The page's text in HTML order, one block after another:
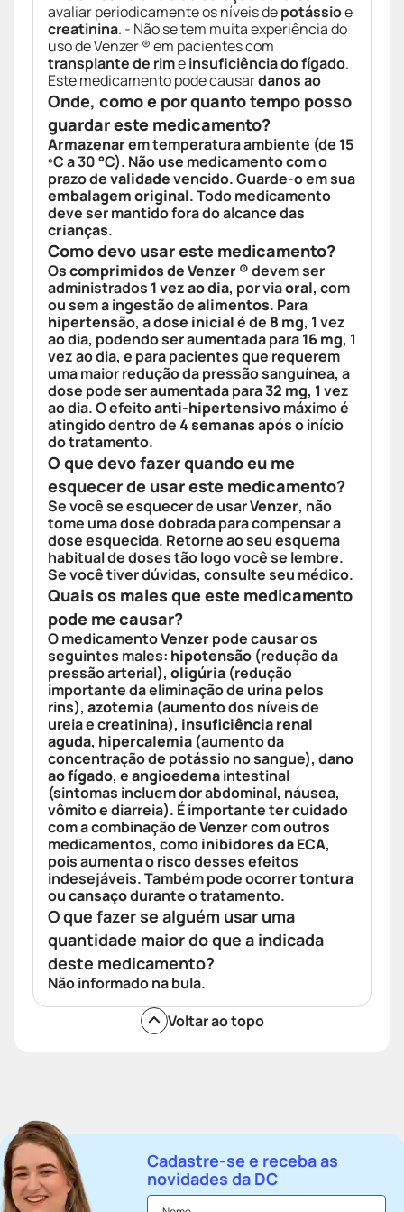
avaliar periodicamente os níveis depotássioe
creatinina. - Não se tem muita experiência do
uso de Venzer ® em pacientes com
transplante de rimeinsuficiência do fígado.
Este medicamento pode causardanos ao
Onde, como e por quanto tempo posso
guardar este medicamento?
Armazenarem temperatura ambiente (de 15
ºC a 30 °C). Não use medicamento com o
prazo devalidadevencido. Guarde-o em sua
embalagem original. Todo medicamento
deve ser mantido fora do alcance das
crianças.
Como devo usar este medicamento?
Oscomprimidos de Venzer ®devem ser
administrados 1 vez ao dia, por viaoral, com
ou sem a ingestão dealimentos. Para
hipertensão, adose inicialé de 8 mg, 1 vez
ao dia, podendo ser aumentada para16 mg, 1
vez ao dia, e para pacientes que requerem
uma maior redução da pressão sanguínea, a
dose pode ser aumentada para32 mg, 1 vez
ao dia. O efeitoanti-hipertensivomáximo é
atingido dentro de4 semanasapós o início
do tratamento.
O que devo fazer quando eu me
esquecer de usar este medicamento?
Se você se esquecer de usarVenzer, não
tome uma dose dobrada para compensar a
dose esquecida. Retorne ao seu esquema
habitual de doses tão logo você se lembre.
Se você tiver dúvidas, consulte seu médico.
Quais os males que este medicamento
pode me causar?
O medicamentoVenzerpode causar os
seguintes males: hipotensão (redução da
pressão arterial), oligúria (redução
importante da eliminação de urina pelos
rins), azotemia (aumento dos níveis de
ureia e creatinina), insuficiência renal
aguda, hipercalemia (aumento da
concentração de potássio no sangue), dano
ao fígado, eangioedemaintestinal
(sintomas incluem dor abdominal, náusea,
vômito e diarreia). É importante ter cuidado
com a combinação deVenzercom outros
medicamentos, comoinibidores da ECA,
pois aumenta o risco desses efeitos
indesejáveis. Também pode ocorrertontura
oucansaçodurante o tratamento.
O que fazer se alguém usar uma
quantidade maior do que a indicada
deste medicamento?
Não informado na bula.
Voltar ao topo
Cadastre-se e receba as
novidades da DC